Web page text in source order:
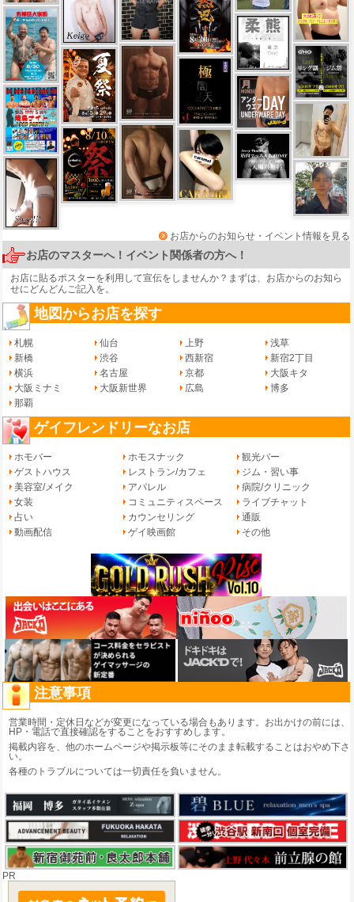
お店からのお知らせ・イベント情報を見る
お店のマスターへ！イベント関係者の方へ！
お店に貼るポスターを利用して宣伝をしませんか？まずは、 お店からのお知ら
せにどんどんご記入を。
地図からお店を探す
札幌 仙台 上野
浅草
新橋
渋谷 西新宿
新宿2丁目
横浜
名古屋 京都
大阪キタ
大阪ミナミ
大阪新世界 広島
博多
那覇
ゲイフレンドリーなお店
ホモバー ホモスナック
観光バー
ゲストハウス
レストラン/カフェ
ジム・習い事
美容室/メイク
アパレル
病院/クリニック
女装
コミュニティスペース
ライブチャット
占い
カウンセリング
通販
動画配信
ゲイ映画館 その他
注意事項
営業時間・定休日などが変更になっている場合もあります。お出かけの前には、
HP・電話で直接確認をすることをおすすめします。
掲載内容を、他のホームページや掲示板等にそのまま転載することはおやめ下さ
い。
各種のトラブルについては一切責任を負いません。
PR